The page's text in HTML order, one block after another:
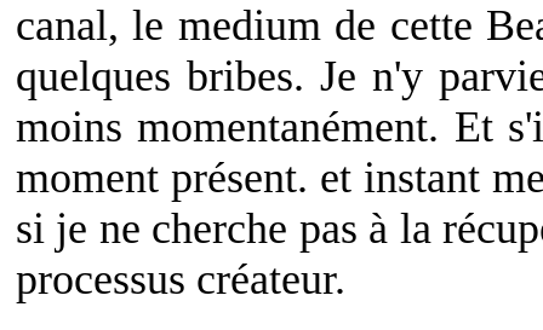
canal, le medium de cette
quelques bribes. Je n'y
moins momentanément. Et
moment présent. et instant
si je ne cherche pas à la
processus créateur.